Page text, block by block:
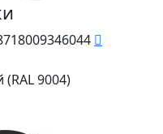
9004)